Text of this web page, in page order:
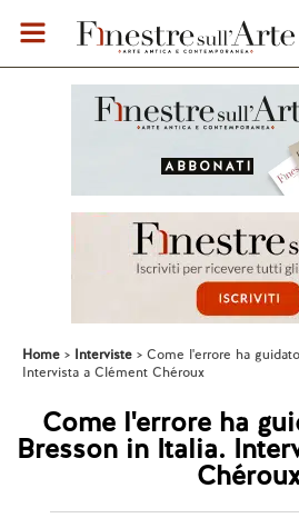
Home Interviste
Come l'errore ha
Intervista a Clément Chéroux
Come l'errore ha
Bresson in Italia.